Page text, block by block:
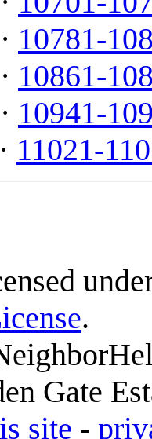
· 10781-
· 10861-
· 10941-
· 11021-
.
Gate
site -